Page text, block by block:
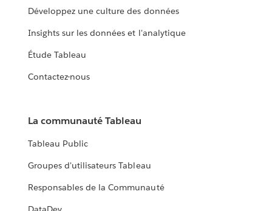
Développez une culture des données
Insights sur les données et l'analytique
Étude Tableau
Contactez-nous
La communauté Tableau
Tableau Public
Groupes d'utilisateurs Tableau
Responsables de la Communauté